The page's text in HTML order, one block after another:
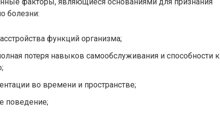
болезни:
функций организма;
потеря навыков самообслуживания и способности к
во времени и пространстве;
поведение;